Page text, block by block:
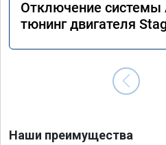
Отключение системы
тюнинг двигателя
Наши преимущества